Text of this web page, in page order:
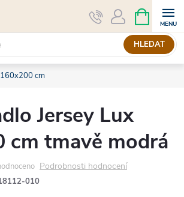
HLEDAT
NÁKUPNÍ
KOŠÍK
cm
Jersey Lux
cm tmavě modrá
Podrobnosti hodnocení
010